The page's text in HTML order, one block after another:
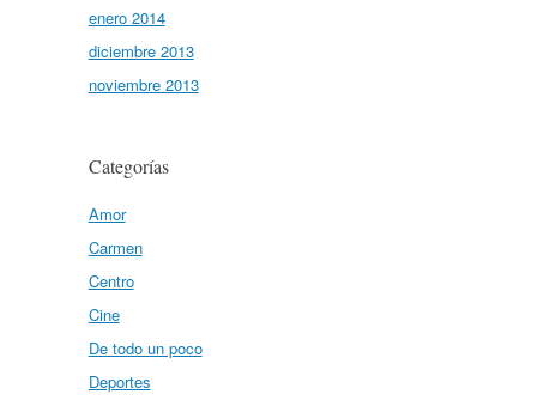
enero 2014
diciembre 2013
noviembre 2013
Categorías
Amor
Carmen
Centro
Cine
De todo un poco
Deportes